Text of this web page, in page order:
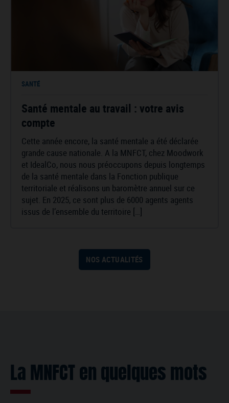
SANTÉ
Santé mentale au travail : votre avis
compte
Cette année encore, la santé mentale a été déclarée
grande cause nationale. A la MNFCT, chez Moodwork
et IdealCo, nous nous préoccupons depuis longtemps
de la santé mentale dans la Fonction publique
territoriale et réalisons un baromètre annuel sur ce
sujet. En 2025, ce sont plus de 6000 agents agents
issus de l’ensemble du territoire […]
NOS ACTUALITÉS
La MNFCT en quelques mots